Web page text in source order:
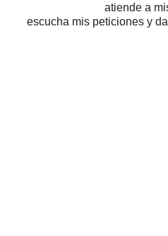
atiende a
escucha mis peticiones y